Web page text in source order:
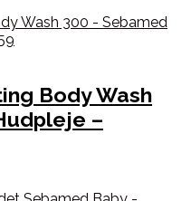
Body Wash
–